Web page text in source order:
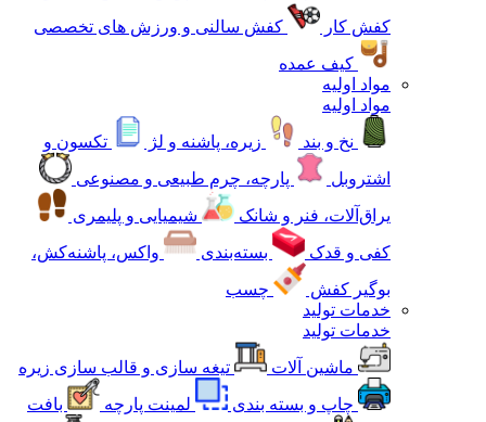
کفش کار
کفش سالنی و ورزش های تخصصی
کیف عمده
مواد اولیه
مواد اولیه
نخ و بند
زیره، پاشنه و لژ
تکسون و
اشتروبل
پارچه، چرم طبیعی و مصنوعی
یراق‌آلات، فنر و شانک
شیمیایی و پلیمری
کفی و قدک
بسته‌بندی
واکس، پاشنه‌کش،
بوگیر کفش
چسب
خدمات تولید
خدمات تولید
ماشین آلات
تیغه سازی و قالب سازی زیره
چاپ و بسته بندی
لمینت پارچه
بافت